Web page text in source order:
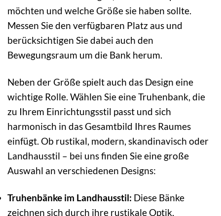
möchten und welche Größe sie haben sollte.
Messen Sie den verfügbaren Platz aus und
berücksichtigen Sie dabei auch den
Bewegungsraum um die Bank herum.
Neben der Größe spielt auch das Design eine
wichtige Rolle. Wählen Sie eine Truhenbank, die
zu Ihrem Einrichtungsstil passt und sich
harmonisch in das Gesamtbild Ihres Raumes
einfügt. Ob rustikal, modern, skandinavisch oder
Landhausstil – bei uns finden Sie eine große
Auswahl an verschiedenen Designs:
Truhenbänke im Landhausstil: Diese Bänke
zeichnen sich durch ihre rustikale Optik,